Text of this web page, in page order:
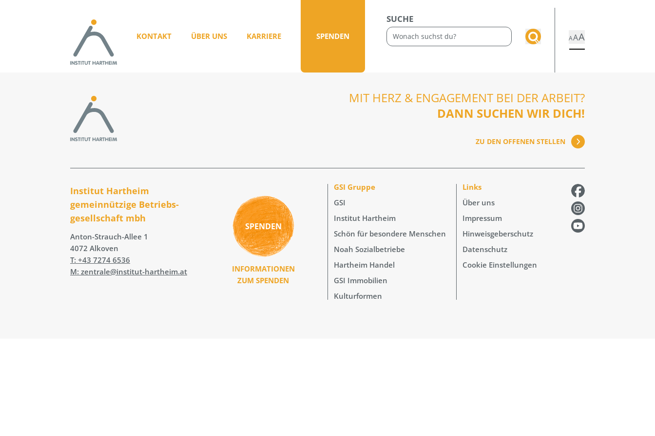
KONTAKT ÜBER UNS KARRIERE SPENDEN
SUCHE
AAA
MIT HERZ & ENGAGEMENT BEI DER ARBEIT?
DANN SUCHEN WIR DICH!
ZU DEN OFFENEN STELLEN
Institut Hartheim
gemeinnützige Betriebs­
gesellschaft mbh
Anton-Strauch-Allee 1
4072 Alkoven
T: +43 7274 6536
M: zentrale@institut-hartheim.at
SPENDEN
INFORMATIONEN
ZUM SPENDEN
GSI Gruppe
GSI
Institut Hartheim
Schön für besondere Menschen
Noah Sozialbetriebe
Hartheim Handel
GSI Immobilien
Kulturformen
Links
Über uns
Impressum
Hinweisgeberschutz
Datenschutz
Cookie Einstellungen